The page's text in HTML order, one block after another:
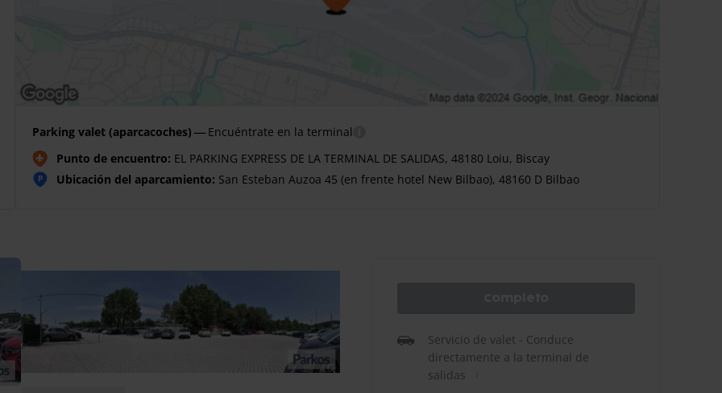
Parking valet (aparcacoches) — Encuéntrate en la terminal
Punto de encuentro: EL PARKING EXPRESS DE LA TERMINAL DE SALIDAS, 48180 Loiu, Biscay
P Ubicación del aparcamiento: San Esteban Auzoa 45 (en frente hotel New Bilbao), 48160 D Bilbao
Servicio de valet - Conduce
directamente a la terminal de
salidas